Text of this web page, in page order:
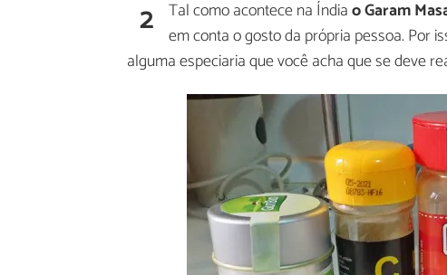
2 Tal como acontece na Índiao Garam
em conta o gosto da própria pessoa. Por
alguma especiaria que você acha que se deve